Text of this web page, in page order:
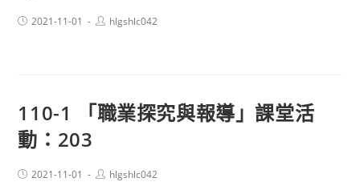
Post2021-11-01
Posthlgshlc042
110-1 「職業探究與報導」課堂活
動：203
Post2021-11-01
Posthlgshlc042